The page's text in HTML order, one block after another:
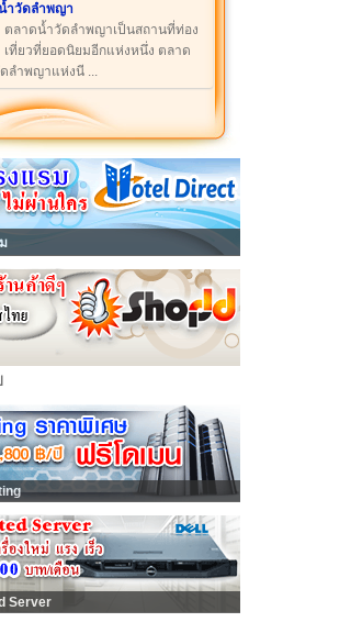
ำวัดลำพญา
ตลาดน้ำวัดลำพญาเป็นสถานที่ท่อง
เที่ยวที่ยอดนิยมอีกแห่งหนึ่ง ตลาด
ลำพญาแห่งนี ...
Server